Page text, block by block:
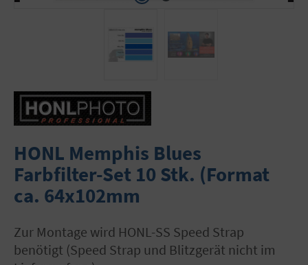
HONL Memphis Blues
Farbfilter-Set 10 Stk. (Format
ca. 64x102mm
zur Montage wird HONL-SS Speed Strap
benötigt (Speed Strap und Blitzgerät nicht im